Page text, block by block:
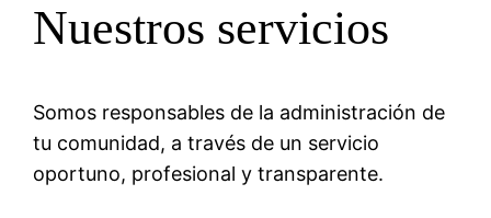
Nuestros servicios
Somos responsables de la administración de
tu comunidad, a través de un servicio
oportuno, profesional y transparente.